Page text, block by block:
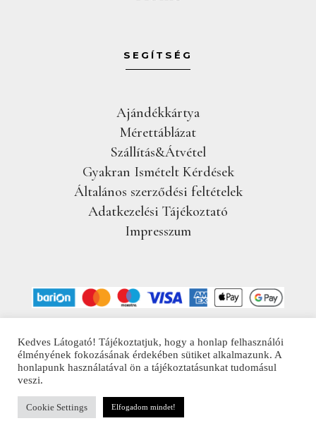
SEGÍTSÉG
Ajándékkártya
Mérettáblázat
Szállítás&Átvétel
Gyakran Ismételt Kérdések
Általános szerződési feltételek
Adatkezelési Tájékoztató
Impresszum
© 2025 DORA SILAGYI JEWELLERY
Kedves Látogató! Tájékoztatjuk, hogy a honlap felhasználói
élményének fokozásának érdekében sütiket alkalmazunk. A
honlapunk használatával ön a tájékoztatásunkat tudomásul
veszi.
Cookie Settings Elfogadom mindet!